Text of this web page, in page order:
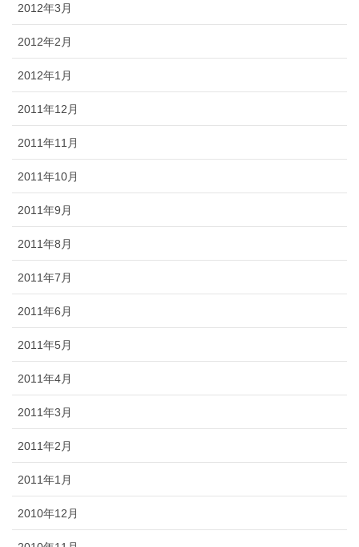
2012年3月
2012年2月
2012年1月
2011年12月
2011年11月
2011年10月
2011年9月
2011年8月
2011年7月
2011年6月
2011年5月
2011年4月
2011年3月
2011年2月
2011年1月
2010年12月